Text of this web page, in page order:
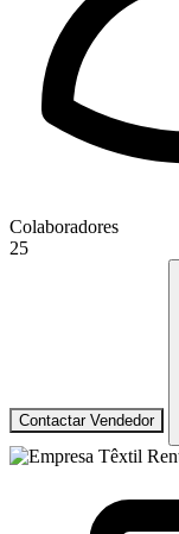
Colaboradores
25
Contactar Vendedor